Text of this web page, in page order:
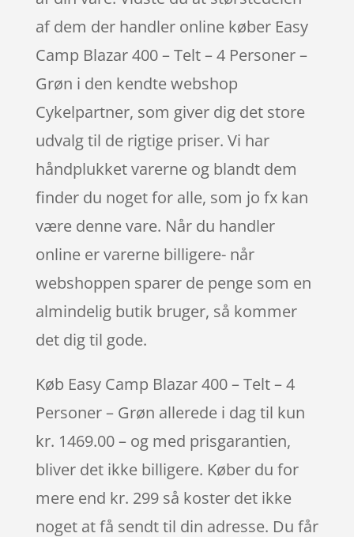
af dem der handler online køber Easy
Camp Blazar 400 – Telt – 4 Personer –
Grøn i den kendte webshop
Cykelpartner, som giver dig det store
udvalg til de rigtige priser. Vi har
håndplukket varerne og blandt dem
finder du noget for alle, som jo fx kan
være denne vare. Når du handler
online er varerne billigere- når
webshoppen sparer de penge som en
almindelig butik bruger, så kommer
det dig til gode.
Køb Easy Camp Blazar 400 – Telt – 4
Personer – Grøn allerede i dag til kun
kr. 1469.00 – og med prisgarantien,
bliver det ikke billigere. Køber du for
mere end kr. 299 så koster det ikke
noget at få sendt til din adresse. Du får